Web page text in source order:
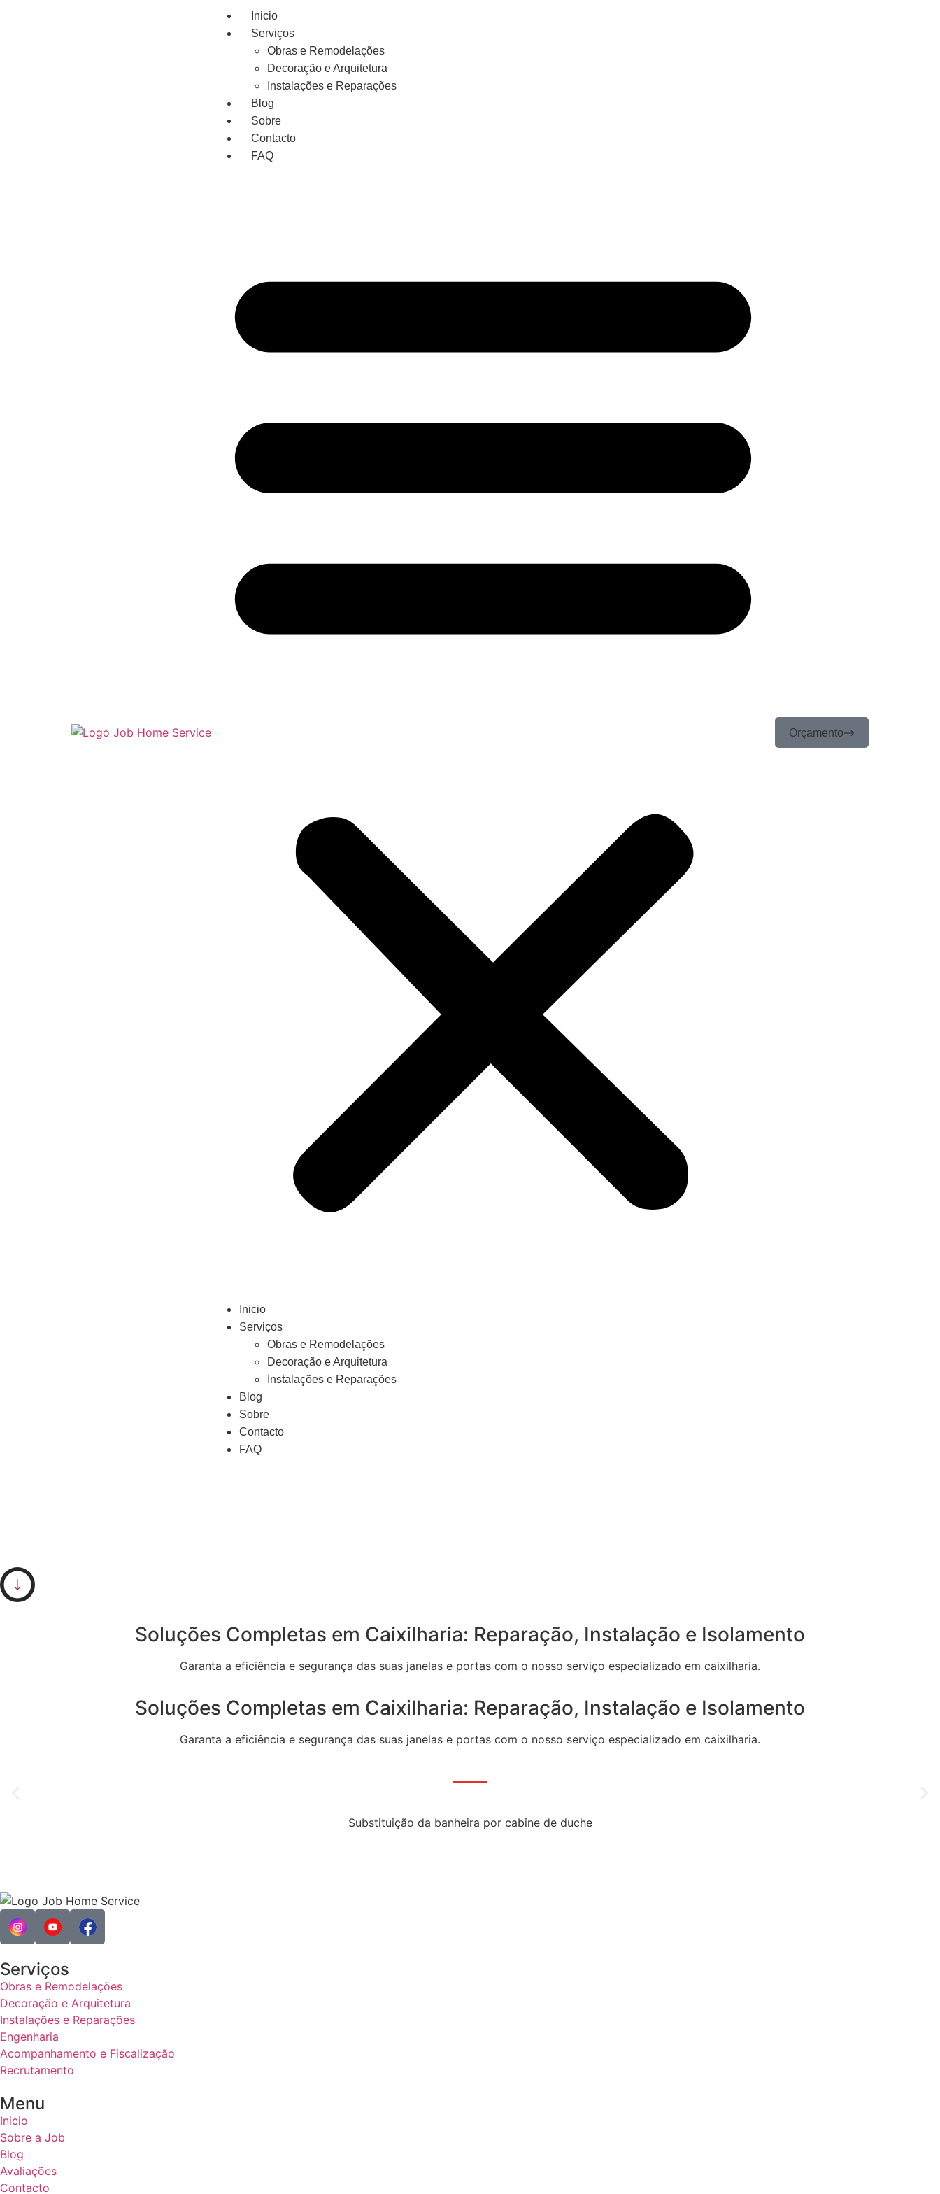
Inicio
Serviços
Obras e Remodelações
Decoração e Arquitetura
Instalações e Reparações
Blog
Sobre
Contacto
FAQ
Inicio
Serviços
Obras e Remodelações
Decoração e Arquitetura
Instalações e Reparações
Blog
Sobre
Contacto
FAQ
Orçamento
Soluções Completas em Caixilharia: Reparação, Instalação e Isolamento
Garanta a eficiência e segurança das suas janelas e portas com o nosso serviço especializado em caixilharia.
Soluções Completas em Caixilharia: Reparação, Instalação e Isolamento
Garanta a eficiência e segurança das suas janelas e portas com o nosso serviço especializado em caixilharia.
Substituição da banheira por cabine de duche
Serviços
Obras e Remodelações
Decoração e Arquitetura
Instalações e Reparações
Engenharia
Acompanhamento e Fiscalização
Recrutamento
Menu
Inicio
Sobre a Job
Blog
Avaliações
Contacto